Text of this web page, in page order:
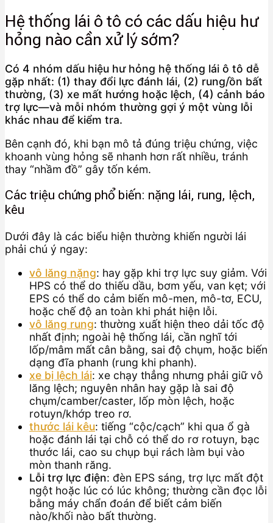
Hệ thống lái ô tô có các dấu hiệu hư
hỏng nào cần xử lý sớm?
Có 4 nhóm dấu hiệu hư hỏng hệ thống lái ô tô dễ
gặp nhất: (1) thay đổi lực đánh lái, (2) rung/ồn bất
thường, (3) xe mất hướng hoặc lệch, (4) cảnh báo
trợ lực—và mỗi nhóm thường gợi ý một vùng lỗi
khác nhau để kiểm tra.
Bên cạnh đó, khi bạn mô tả đúng triệu chứng, việc
khoanh vùng hỏng sẽ nhanh hơn rất nhiều, tránh
thay “nhầm đồ” gây tốn kém.
Các triệu chứng phổ biến: nặng lái, rung, lệch,
kêu
Dưới đây là các biểu hiện thường khiến người lái
phải chú ý ngay:
vô lăng nặng: hay gặp khi trợ lực suy giảm. Với
HPS có thể do thiếu dầu, bơm yếu, van kẹt; với
EPS có thể do cảm biến mô-men, mô-tơ, ECU,
hoặc chế độ an toàn khi phát hiện lỗi.
vô lăng rung: thường xuất hiện theo dải tốc độ
nhất định; ngoài hệ thống lái, cần nghĩ tới
lốp/mâm mất cân bằng, sai độ chụm, hoặc biến
dạng đĩa phanh (rung khi phanh).
xe bị lệch lái: xe chạy thẳng nhưng phải giữ vô
lăng lệch; nguyên nhân hay gặp là sai độ
chụm/camber/caster, lốp mòn lệch, hoặc
rotuyn/khớp treo rơ.
thước lái kêu: tiếng “cộc/cạch” khi qua ổ gà
hoặc đánh lái tại chỗ có thể do rơ rotuyn, bạc
thước lái, cao su chụp bụi rách làm bụi vào
mòn thanh răng.
Lỗi trợ lực điện: đèn EPS sáng, trợ lực mất đột
ngột hoặc lúc có lúc không; thường cần đọc lỗi
bằng máy chẩn đoán để biết cảm biến
nào/khối nào bất thường.